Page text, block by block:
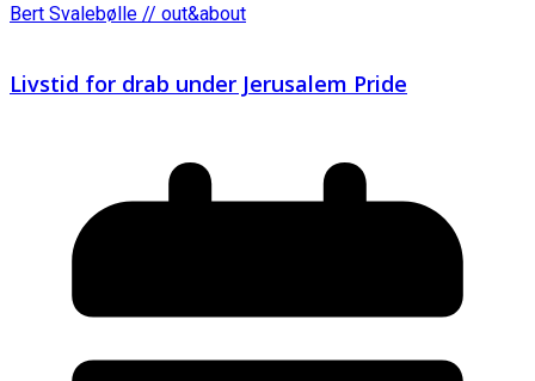
Bert Svalebølle // out&about
Livstid for drab under Jerusalem Pride